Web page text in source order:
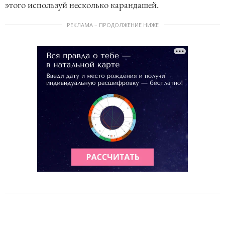
этого используй несколько карандашей.
РЕКЛАМА – ПРОДОЛЖЕНИЕ НИЖЕ